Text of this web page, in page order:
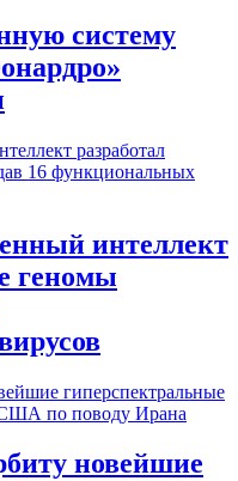
систему
интеллект
геномы
новейшие